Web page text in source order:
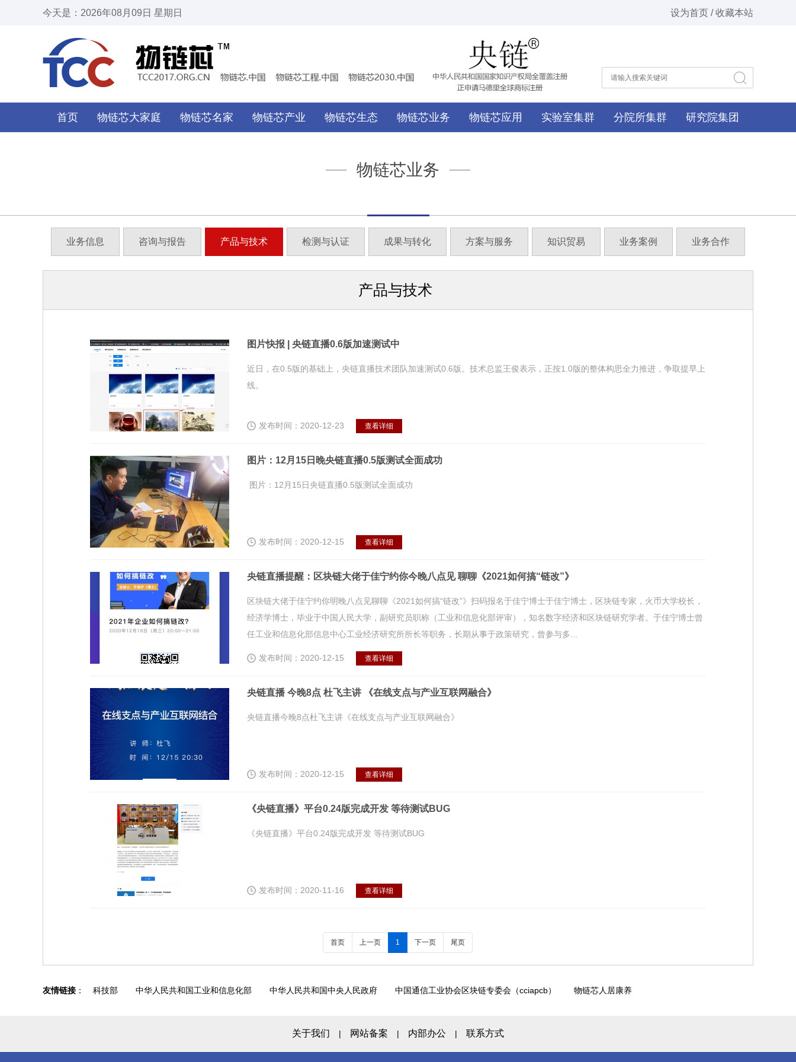
今天是：2026年08月09日 星期日 设为首页 / 收藏本站
首页 物链芯大家庭 物链芯名家 物链芯产业 物链芯生态 物链芯业务 物链芯应用 实验室集群 分院所集群 研究院集团
物链芯业务
业务信息 咨询与报告 产品与技术 检测与认证 成果与转化 方案与服务 知识贸易 业务案例 业务合作
产品与技术
图片快报 | 央链直播0.6版加速测试中
近日，在0.5版的基础上，央链直播技术团队加速测试0.6版。技术总监王俊表示，正按1.0版的整体构思全力推进，争取提早上
线。
发布时间：2020-12-23 查看详细
图片：12月15日晚央链直播0.5版测试全面成功
图片：12月15日央链直播0.5版测试全面成功
发布时间：2020-12-15 查看详细
央链直播提醒：区块链大佬于佳宁约你今晚八点见 聊聊《2021如何搞“链改”》
区块链大佬于佳宁约你明晚八点见聊聊《2021如何搞“链改”》扫码报名于佳宁博士于佳宁博士，区块链专家，火币大学校长，
经济学博士，毕业于中国人民大学，副研究员职称（工业和信息化部评审），知名数字经济和区块链研究学者。于佳宁博士曾
任工业和信息化部信息中心工业经济研究所所长等职务，长期从事于政策研究，曾参与多...
发布时间：2020-12-15 查看详细
央链直播 今晚8点 杜飞主讲 《在线支点与产业互联网融合》
央链直播今晚8点杜飞主讲《在线支点与产业互联网融合》
发布时间：2020-12-15 查看详细
《央链直播》平台0.24版完成开发 等待测试BUG
《央链直播》平台0.24版完成开发 等待测试BUG
发布时间：2020-11-16 查看详细
首页 上一页 1 下一页 尾页
友情链接 ： 科技部 中华人民共和国工业和信息化部 中华人民共和国中央人民政府 中国通信工业协会区块链专委会（cciapcb） 物链芯人居康养
关于我们 | 网站备案 | 内部办公 | 联系方式